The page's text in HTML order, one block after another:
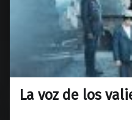
La voz de los